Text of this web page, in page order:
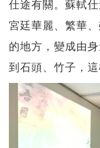
仕途有關。蘇軾
宮廷華麗、繁華
的地方，變成由
到石頭、竹子，這